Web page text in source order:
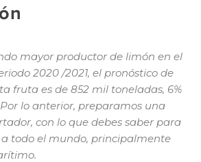
mayor productor de limón en el
2020 /2021, el pronóstico de
fruta es de 852 mil toneladas, 6%
lo anterior, preparamos una
con lo que debes saber para
todo el mundo, principalmente